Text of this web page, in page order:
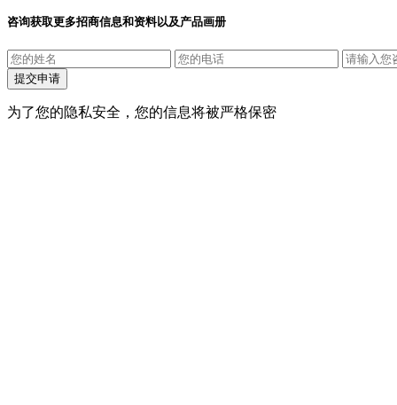
咨询获取更多招商信息和资料以及产品画册
提交申请
为了您的隐私安全，您的信息将被严格保密